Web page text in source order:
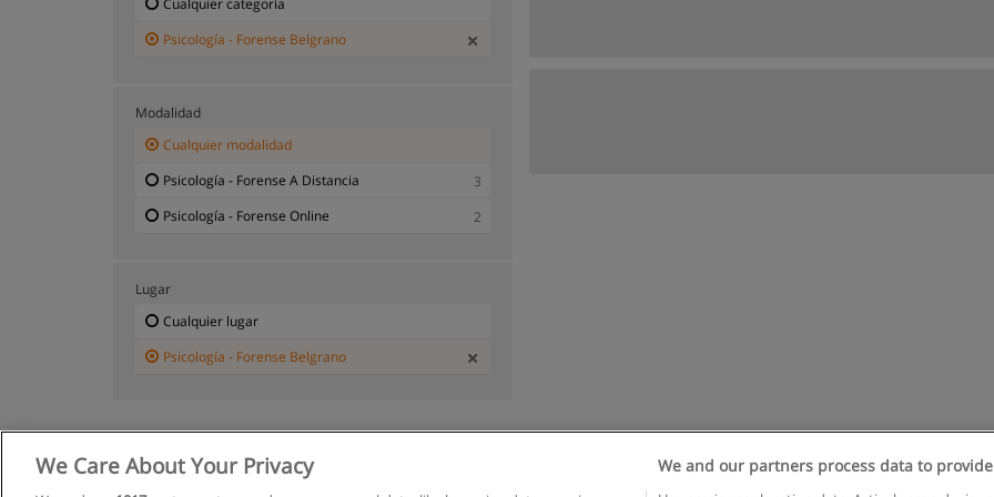
Cualquier categoría
Psicología - Forense Belgrano
Modalidad
Cualquier modalidad
Psicología - Forense A Distancia
3
Psicología - Forense Online
2
Lugar
Cualquier lugar
Psicología - Forense Belgrano
We Care About Your Privacy We and our partners process data to